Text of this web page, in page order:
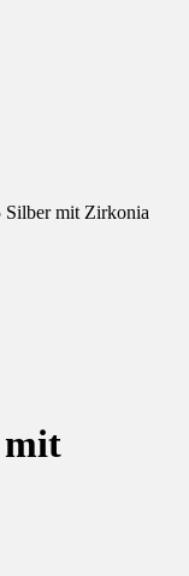
mit Zirkonia
mit